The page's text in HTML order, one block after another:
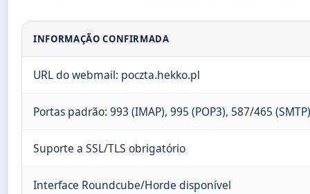
INFORMAÇÃO CONFIRMADA
URL do webmail: poczta.hekko.pl
Portas padrão: 993 (IMAP), 995 (POP3), 587/465 (SMTP)
Suporte a SSL/TLS obrigatório
Interface Roundcube/Horde disponível